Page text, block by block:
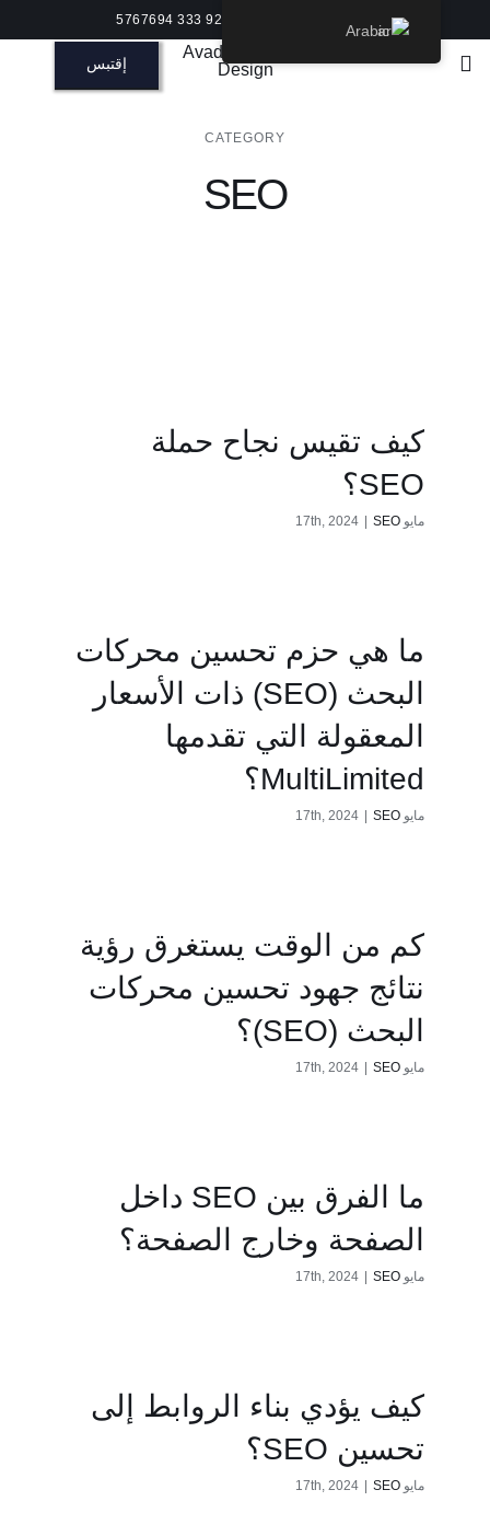
to
content
Toggle
إقتبس
CATEGORY
SEO
كيف تقيس نجاح حملة
SEO؟
مايو 17th, 2024 SEO
ما هي حزم تحسين محركات
البحث (SEO) ذات الأسعار
المعقولة التي تقدمها
MultiLimited؟
مايو 17th, 2024 SEO
كم من الوقت يستغرق رؤية
نتائج جهود تحسين محركات
البحث (SEO)؟
مايو 17th, 2024 SEO
ما الفرق بين SEO داخل
الصفحة وخارج الصفحة؟
مايو 17th, 2024 SEO
كيف يؤدي بناء الروابط إلى
تحسين SEO؟
مايو 17th, 2024 SEO
Arabic